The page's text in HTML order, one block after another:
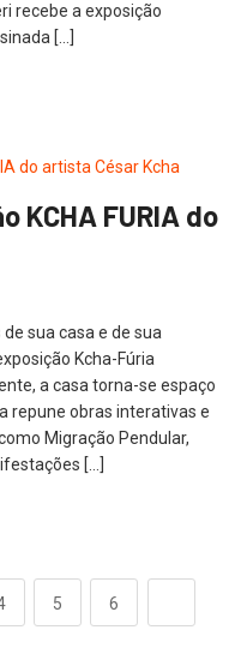
recebe a exposição
[…]
KCHA FURIA do
sua casa e de sua
Kcha-Fúria
a casa torna-se espaço
repune obras interativas e
Migração Pendular,
[…]
5 6